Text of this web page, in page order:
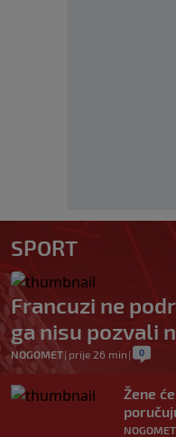
SPORT
Francuzi ne
ga nisu pozvali
NOGOMET| prije 26 min | 0
Žene
NOGOMET